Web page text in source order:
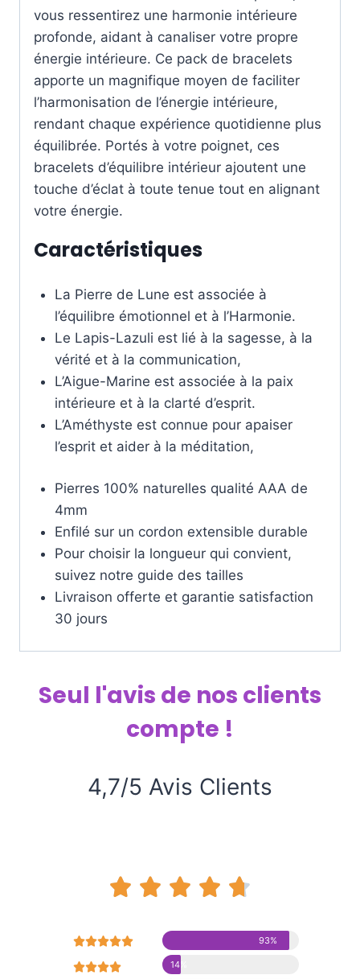
vous ressentirez une harmonie intérieure
profonde, aidant à canaliser votre propre
énergie intérieure. Ce pack de bracelets
apporte un magnifique moyen de faciliter
l’harmonisation de l’énergie intérieure,
rendant chaque expérience quotidienne plus
équilibrée. Portés à votre poignet, ces
bracelets d’équilibre intérieur ajoutent une
touche d’éclat à toute tenue tout en alignant
votre énergie.
Caractéristiques
La Pierre de Lune est associée à
l’équilibre émotionnel et à l’Harmonie.
Le Lapis-Lazuli est lié à la sagesse, à la
vérité et à la communication,
L’Aigue-Marine est associée à la paix
intérieure et à la clarté d’esprit.
L’Améthyste est connue pour apaiser
l’esprit et aider à la méditation,
Pierres 100% naturelles qualité AAA de
4mm
Enfilé sur un cordon extensible durable
Pour choisir la longueur qui convient,
suivez notre guide des tailles
Livraison offerte et garantie satisfaction
30 jours
Seul l'avis de nos clients
compte !
4,7/5 Avis Clients
    


93%
14%